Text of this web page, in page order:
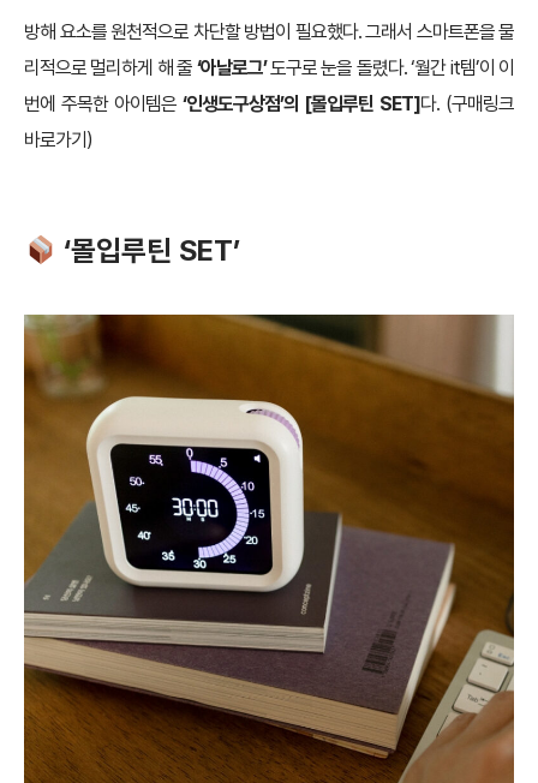
방해 요소를 원천적으로 차단할 방법이 필요했다. 그래서 스마트폰을 물
리적으로 멀리하게 해 줄 ‘아날로그’도구로 눈을 돌렸다. ‘월간 it템’이 이
번에 주목한 아이템은 ‘인생도구상점’의 [몰입루틴 SET] 다. (구매링크
바로가기 )
‘몰입루틴 SET’